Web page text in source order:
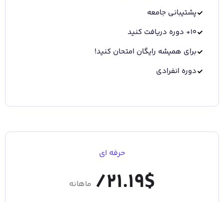
پشتیبانی جامعه
10+ دوره دریافت کنید
برای همیشه رایگان امتحان کنید!
دوره انفرادی
حرفه ای
$
21.19/ ماهانه